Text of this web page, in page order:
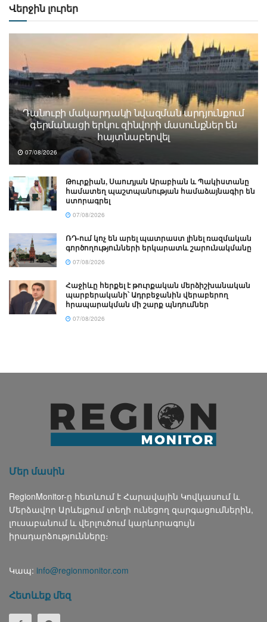
Վերջին լուրեր
Դանուբի մակարդակի նվազման արդյունքում
գերմանացի երկու զինվորի մասունքներ են
հայտնաբերվել
07/08/2026
Թուրքիան, Սաուդյան Արաբիան և Պակիստանը
համատեղ պաշտպանության համաձայնագիր են
ստորագրել
07/08/2026
ՌԴ-ում կոչ են արել պատրաստ լինել ռազմական
գործողությունների երկարատև շարունակմանը
07/08/2026
Հաջիևը հերքել է թուրքական մերձիշխանական
պարբերականի՝ Ադրբեջանին վերաբերող
հրապարակման մի շարք պնդումներ
07/08/2026
Մեր մասին
RegionMonitor-ը հետևում է Հարավային Կովկասում և
Մերձավոր Արևելքում տեղի ունեցող զարգացումներին,
լուսաբանում և վերլուծում կարևորագույն
իրադարձությունները։
Կապ: info@regionmonitor.com
Հետևեք մեզ